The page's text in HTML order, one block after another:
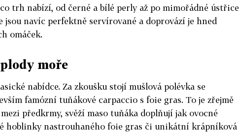
trh nabízí, od černé a bílé perly až po mimořádné ústřice
jsou navíc perfektně servírované a doprovází je hned
omáček.
moře
nabídce. Za zkoušku stojí mušlová polévka se
famózní tuňákové carpaccio s foie gras. To je zřejmě
předkrmy, svěží maso tuňáka doplňují jak ovocné
hoblinky nastrouhaného foie gras či unikátní krápníková